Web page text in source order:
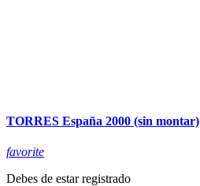
TORRES España 2000 (sin montar)
favorite
Debes de estar registrado